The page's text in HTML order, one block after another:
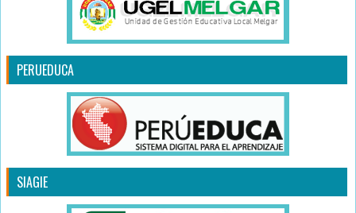
PERUEDUCA
SIAGIE